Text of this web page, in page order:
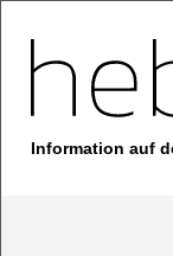
Information auf